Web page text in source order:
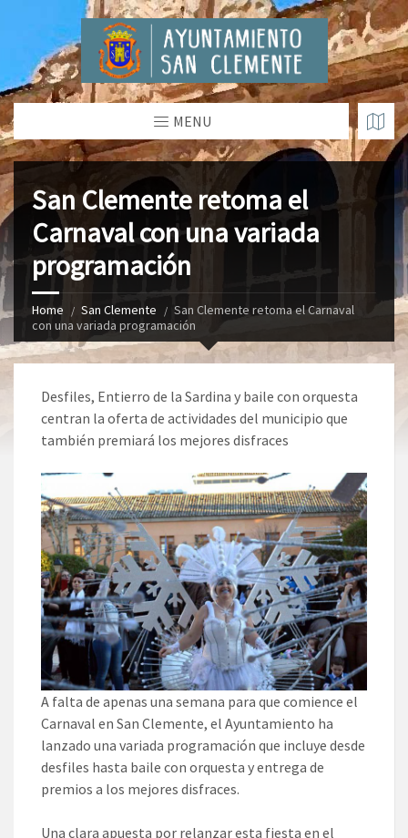
MENU
San Clemente retoma el
Carnaval con una variada
programación
Home San Clemente
San Clemente retoma el Carnaval
con una variada programación
Desfiles, Entierro de la Sardina y baile con orquesta
centran la oferta de actividades del municipio que
también premiará los mejores disfraces
A falta de apenas una semana para que comience el
Carnaval en San Clemente, el Ayuntamiento ha
lanzado una variada programación que incluye desde
desfiles hasta baile con orquesta y entrega de
premios a los mejores disfraces.
Una clara apuesta por relanzar esta fiesta en el